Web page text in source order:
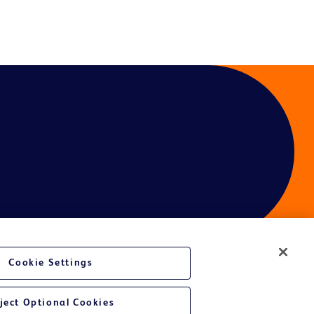
Cookie Settings
Optional Cookies